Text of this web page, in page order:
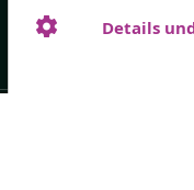
Details